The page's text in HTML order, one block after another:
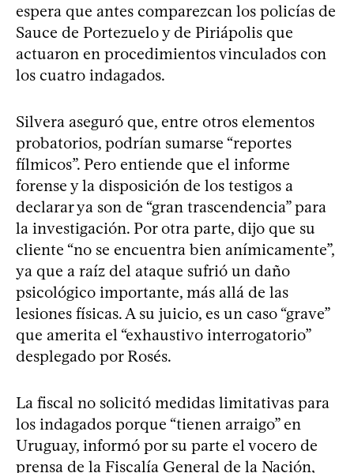
espera que antes comparezcan los policías de
Sauce de Portezuelo y de Piriápolis que
actuaron en procedimientos vinculados con
los cuatro indagados.
Silvera aseguró que, entre otros elementos
probatorios, podrían sumarse “reportes
fílmicos”. Pero entiende que el informe
forense y la disposición de los testigos a
declarar ya son de “gran trascendencia” para
la investigación. Por otra parte, dijo que su
cliente “no se encuentra bien anímicamente”,
ya que a raíz del ataque sufrió un daño
psicológico importante, más allá de las
lesiones físicas. A su juicio, es un caso “grave”
que amerita el “exhaustivo interrogatorio”
desplegado por Rosés.
La fiscal no solicitó medidas limitativas para
los indagados porque “tienen arraigo” en
Uruguay, informó por su parte el vocero de
prensa de la Fiscalía General de la Nación,